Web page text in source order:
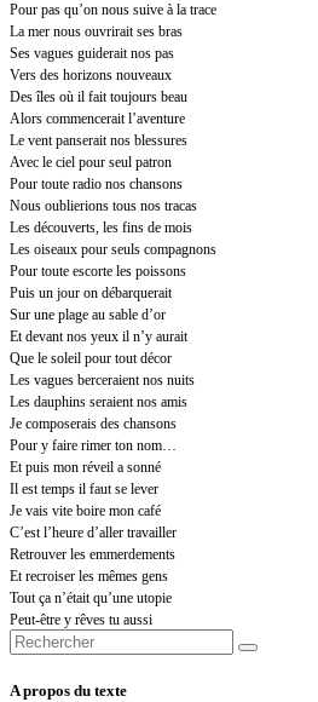
Pour pas qu’on nous suive à la trace
La mer nous ouvrirait ses bras
Ses vagues guiderait nos pas
Vers des horizons nouveaux
Des îles où il fait toujours beau
Alors commencerait l’aventure
Le vent panserait nos blessures
Avec le ciel pour seul patron
Pour toute radio nos chansons
Nous oublierions tous nos tracas
Les découverts, les fins de mois
Les oiseaux pour seuls compagnons
Pour toute escorte les poissons
Puis un jour on débarquerait
Sur une plage au sable d’or
Et devant nos yeux il n’y aurait
Que le soleil pour tout décor
Les vagues berceraient nos nuits
Les dauphins seraient nos amis
Je composerais des chansons
Pour y faire rimer ton nom…
Et puis mon réveil a sonné
Il est temps il faut se lever
Je vais vite boire mon café
C’est l’heure d’aller travailler
Retrouver les emmerdements
Et recroiser les mêmes gens
Tout ça n’était qu’une utopie
Peut-être y rêves tu aussi
A propos du texte